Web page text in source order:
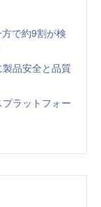
で約9割が検
品安全と品質
プラットフォー